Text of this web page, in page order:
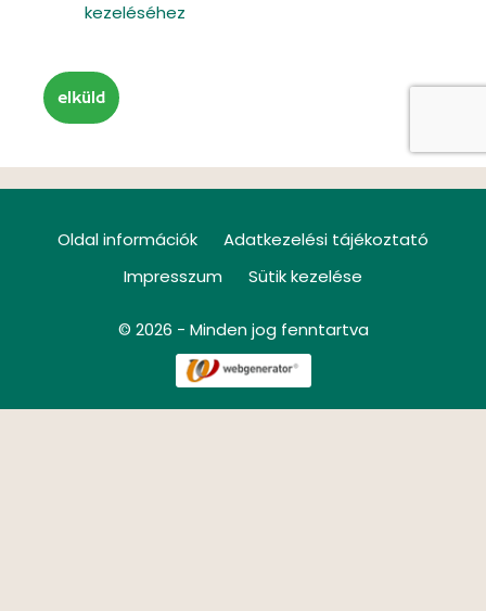
kezeléséhez
elküld
© 2026 - Minden jog fenntartva
Oldal információk
Adatkezelési tájékoztató
Impresszum
Sütik kezelése